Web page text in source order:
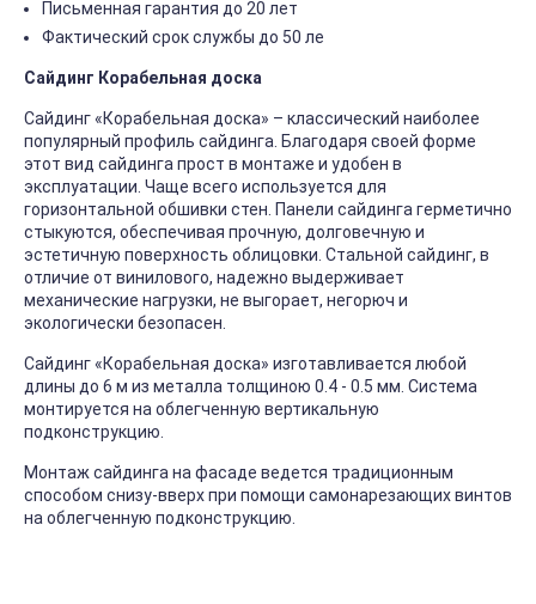
Письменная гарантия до 20 лет
Фактический срок службы до 50 ле
Сайдинг Корабельная доска
Сайдинг «Корабельная доска» – классический наиболее
популярный профиль сайдинга. Благодаря своей форме
этот вид сайдинга прост в монтаже и удобен в
эксплуатации. Чаще всего используется для
горизонтальной обшивки стен. Панели сайдинга герметично
стыкуются, обеспечивая прочную, долговечную и
эстетичную поверхность облицовки. Стальной сайдинг, в
отличие от винилового, надежно выдерживает
механические нагрузки, не выгорает, негорюч и
экологически безопасен.
Сайдинг «Корабельная доска» изготавливается любой
длины до 6 м из металла толщиною 0.4 - 0.5 мм. Система
монтируется на облегченную вертикальную
подконструкцию.
Монтаж сайдинга на фасаде ведется традиционным
способом снизу-вверх при помощи самонарезающих винтов
на облегченную подконструкцию.